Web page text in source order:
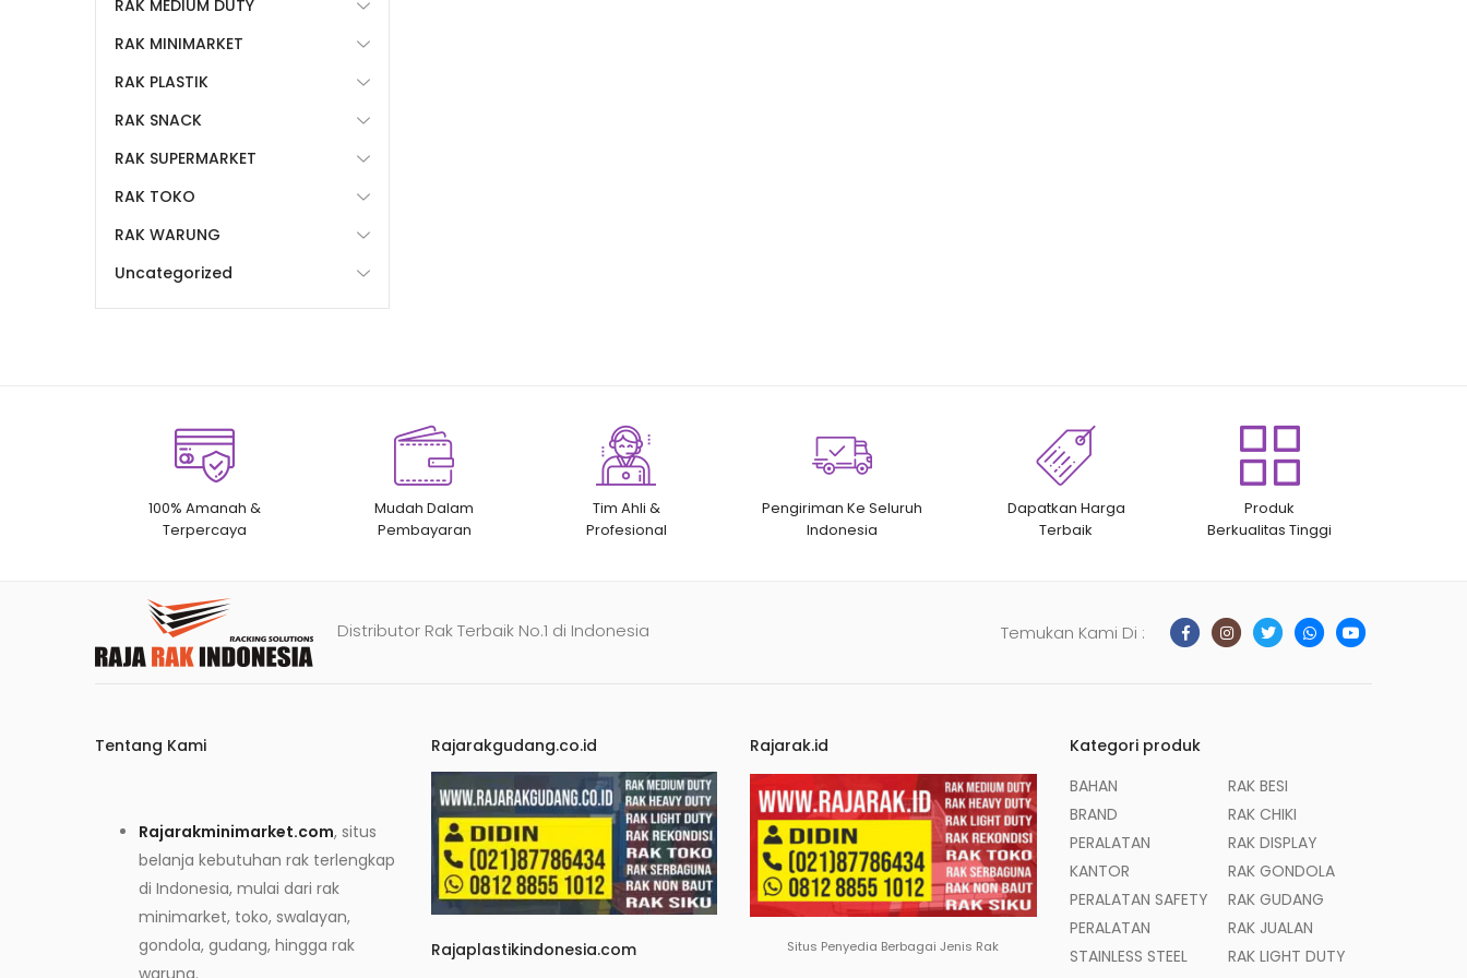
RAK MEDIUM DUTY
RAK MINIMARKET
RAK PLASTIK
RAK SNACK
RAK SUPERMARKET
RAK TOKO
RAK WARUNG
Uncategorized
100% Amanah &
Terpercaya
Mudah Dalam
Pembayaran
Tim Ahli &
Profesional
Pengiriman Ke Seluruh
Indonesia
Dapatkan Harga
Terbaik
Produk
Berkualitas Tinggi
Distributor Rak Terbaik No.1 di Indonesia Temukan Kami Di :
Tentang Kami
Rajarakminimarket.com, situs
belanja kebutuhan rak terlengkap
di Indonesia, mulai dari rak
minimarket, toko, swalayan,
gondola, gudang, hingga rak
warung.
Rajarakgudang.co.id
Rajaplastikindonesia.com
Rajarak.id
Situs Penyedia Berbagai Jenis Rak
Kategori produk
BAHAN
BRAND
PERALATAN
KANTOR
PERALATAN SAFETY
PERALATAN
STAINLESS STEEL
RAK BESI
RAK CHIKI
RAK DISPLAY
RAK GONDOLA
RAK GUDANG
RAK JUALAN
RAK LIGHT DUTY